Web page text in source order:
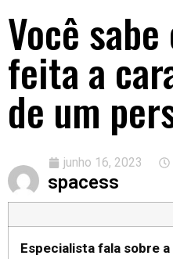
Você
feita a
de um
spacess
junho 16, 2023
Especialista fala sobre